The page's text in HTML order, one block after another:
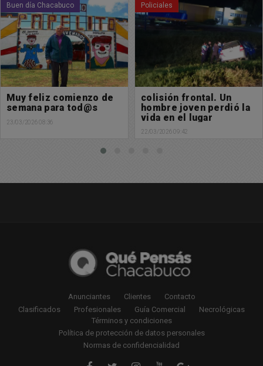
Buen día Chacabuco
Muy feliz comienzo de
semana para tod@s
23/03/2026 08:36
Policiales
colisión frontal. Un
hombre joven perdió la
vida en el lugar
22/03/2026 09:42
Anunciantes Clientes
Contacto
Clasificados
Profesionales Guía Comercial
Necrológicas
Términos y condiciones
Política de protección de datos personales
Normas de confidencialidad